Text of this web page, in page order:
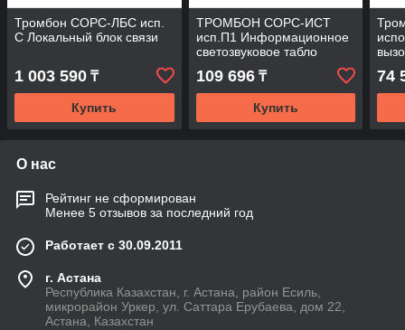
Тромбон СОРС-ЛБС исп.
С Локальный блок связи
1 003 590 ₸
Купить
ТРОМБОН СОРС-ИСТ
исп.П1 Информационное
светозвуковое табло
109 696₸
Купить
74
О нас
Рейтинг не сформирован
Менее 5 отзывов за последний год
Работает с 30.09.2011
г. Астана
Республика Казахстан, г. Астана, район Есиль,
микрорайон Уркер, ул. Саттара Ерубаева, дом 22,
Астана, Казахстан